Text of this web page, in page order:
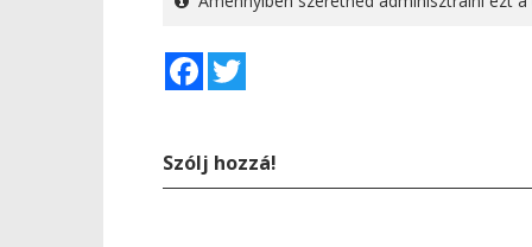
Facebook
Szólj hozzá!